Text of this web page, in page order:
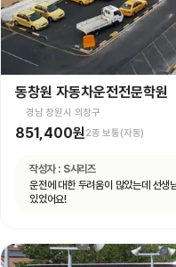
동창원 자동차운전전문학원
경남 창원시 의창구
851,400원2종 보통(자동)
작성자 : S시리즈
운전에 대한 두려움이 많았는데 선생
있었어요!